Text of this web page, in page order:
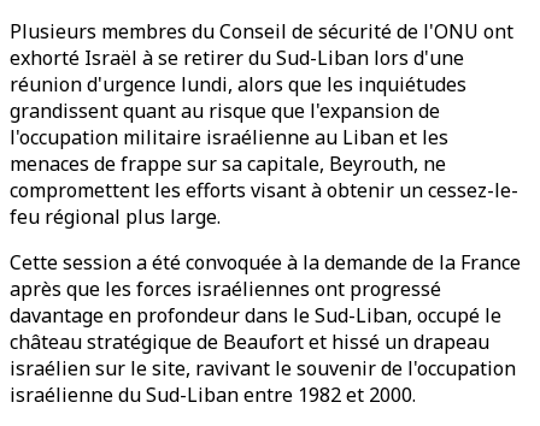
Plusieurs membres du Conseil de sécurité de l'ONU ont
exhorté Israël à se retirer du Sud-Liban lors d'une
réunion d'urgence lundi, alors que les inquiétudes
grandissent quant au risque que l'expansion de
l'occupation militaire israélienne au Liban et les
menaces de frappe sur sa capitale, Beyrouth, ne
compromettent les efforts visant à obtenir un cessez-le-
feu régional plus large.
Cette session a été convoquée à la demande de la France
après que les forces israéliennes ont progressé
davantage en profondeur dans le Sud-Liban, occupé le
château stratégique de Beaufort et hissé un drapeau
israélien sur le site, ravivant le souvenir de l'occupation
israélienne du Sud-Liban entre 1982 et 2000.